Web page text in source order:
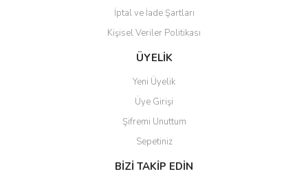
İptal ve İade Şartları
Kişisel Veriler Politikası
ÜYELİK
Yeni Üyelik
Üye Girişi
Şifremi Unuttum
Sepetiniz
BİZİ TAKİP EDİN